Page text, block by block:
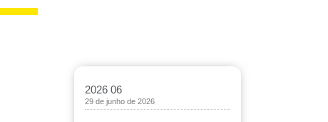
2026 06
29 de junho de 2026